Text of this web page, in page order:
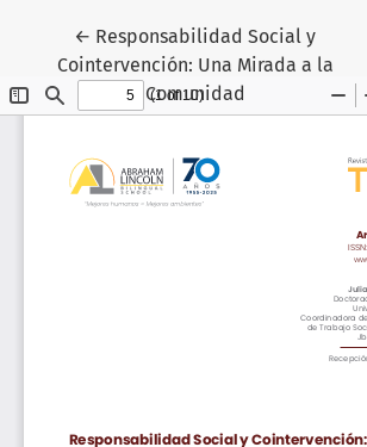
← Volver a los detalles del artículo
Responsabilidad Social y
Cointervención: Una Mirada a la
Comunidad